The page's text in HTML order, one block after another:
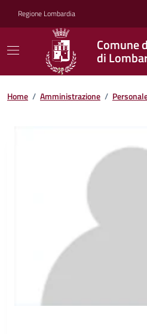
Regione Lombardia
Comune
di
Home / Amministrazione /